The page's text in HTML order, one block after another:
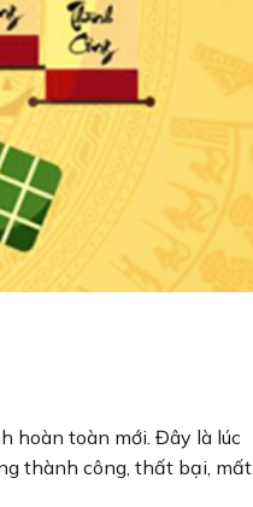
hoàn toàn mới. Đây là lúc
thành công, thất bại, mất